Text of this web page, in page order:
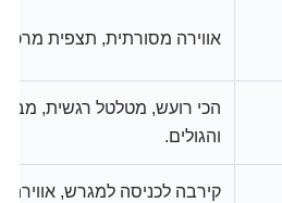
אווירה מסורתית, תצפית
הכי רועש, מטלטל רגשית,
והגולים.
קירבה לכניסה למגרש,